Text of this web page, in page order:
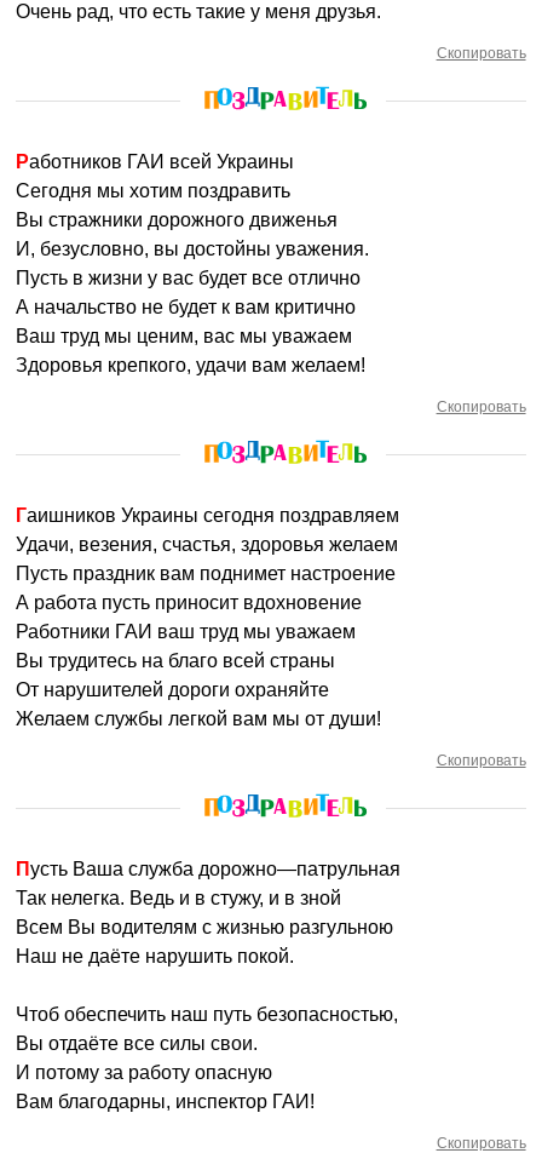
Очень рад, что есть такие у меня друзья.
Скопировать
Работников ГАИ всей Украины
Сегодня мы хотим поздравить
Вы стражники дорожного движенья
И, безусловно, вы достойны уважения.
Пусть в жизни у вас будет все отлично
А начальство не будет к вам критично
Ваш труд мы ценим, вас мы уважаем
Здоровья крепкого, удачи вам желаем!
Скопировать
Гаишников Украины сегодня поздравляем
Удачи, везения, счастья, здоровья желаем
Пусть праздник вам поднимет настроение
А работа пусть приносит вдохновение
Работники ГАИ ваш труд мы уважаем
Вы трудитесь на благо всей страны
От нарушителей дороги охраняйте
Желаем службы легкой вам мы от души!
Скопировать
Пусть Ваша служба дорожно—патрульная
Так нелегка. Ведь и в стужу, и в зной
Всем Вы водителям с жизнью разгульною
Наш не даёте нарушить покой.
Чтоб обеспечить наш путь безопасностью,
Вы отдаёте все силы свои.
И потому за работу опасную
Вам благодарны, инспектор ГАИ!
Скопировать